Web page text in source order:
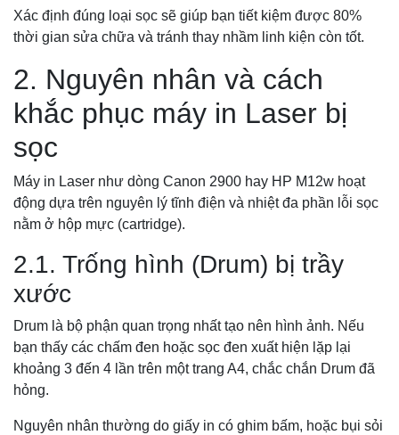
Xác định đúng loại sọc sẽ giúp bạn tiết kiệm được 80%
thời gian sửa chữa và tránh thay nhầm linh kiện còn tốt.
2. Nguyên nhân và cách
khắc phục máy in Laser bị
sọc
Máy in Laser như dòng Canon 2900 hay HP M12w hoạt
động dựa trên nguyên lý tĩnh điện và nhiệt đa phần lỗi sọc
nằm ở hộp mực (cartridge).
2.1. Trống hình (Drum) bị trầy
xước
Drum là bộ phận quan trọng nhất tạo nên hình ảnh. Nếu
bạn thấy các chấm đen hoặc sọc đen xuất hiện lặp lại
khoảng 3 đến 4 lần trên một trang A4, chắc chắn Drum đã
hỏng.
Nguyên nhân thường do giấy in có ghim bấm, hoặc bụi sỏi